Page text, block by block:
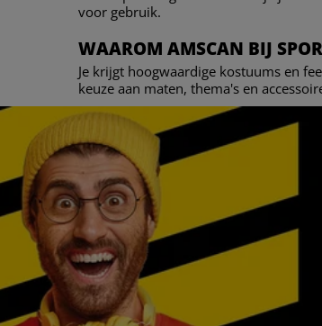
voor gebruik.
WAAROM AMSCAN BIJ
Je krijgt hoogwaardige kostuums en
keuze aan maten, thema's en